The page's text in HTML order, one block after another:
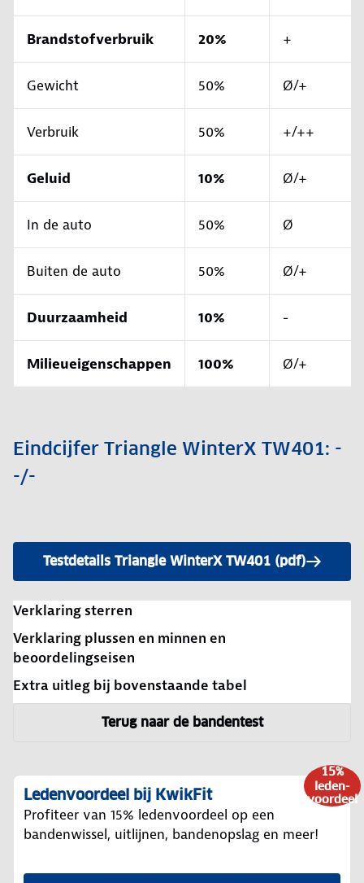
Brandstofverbruik 20% +
Gewicht 50% Ø/+
Verbruik 50% +/++
Geluid 10% Ø/+
In de auto 50% Ø
Buiten de auto 50% Ø/+
Duurzaamheid 10% -
Milieueigenschappen 100% Ø/+
Eindcijfer Triangle WinterX TW401: -
-/-
Testdetails Triangle WinterX TW401 (pdf)
Verklaring sterren
Verklaring plussen en minnen en
beoordelingseisen
Extra uitleg bij bovenstaande tabel
Terug naar de bandentest
15%
leden-
voordeel
Ledenvoordeel bij KwikFit
Profiteer van 15% ledenvoordeel op een
bandenwissel, uitlijnen, bandenopslag en meer!